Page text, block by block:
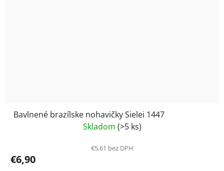
Bavlnené brazílske nohavičky Sielei 1447
Skladom (>5 ks)
€5,61 bez DPH
€6,90